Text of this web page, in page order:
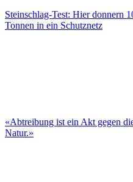
Steinschlag-Test: Hier donnern
Tonnen in ein Schutznetz
«Abtreibung ist ein Akt gegen
Natur.»